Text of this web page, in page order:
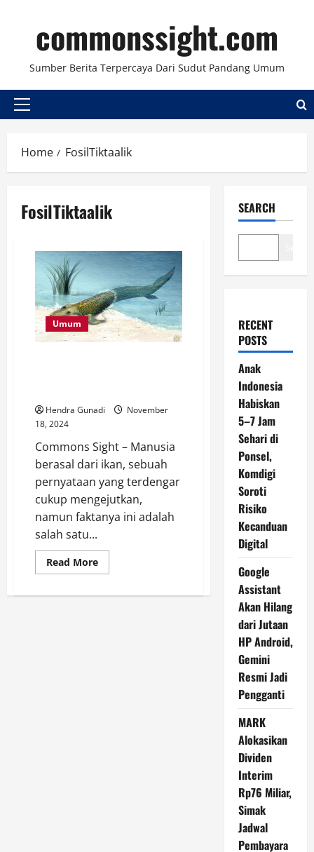
contentcommonssight.com
Sumber Berita Terpercaya Dari Sudut Pandang Umum
Primary
Home FosilTiktaalik
FosilTiktaalik
Umum
Hendra Gunadi
November
18, 2024
Commons Sight – Manusia
berasal dari ikan, sebuah
pernyataan yang terdengar
cukup mengejutkan,
namun faktanya ini adalah
salah satu...
Read MoreRead
more
Manusia
SEARCH
RECENT
POSTS
Anak
Indonesia
Habiskan
5–7 Jam
Sehari di
Ponsel,
Komdigi
Soroti
Risiko
Kecanduan
Digital
Google
Assistant
Akan Hilang
dari Jutaan
HP Android,
Gemini
Resmi Jadi
Pengganti
MARK
Alokasikan
Dividen
Interim
Rp76 Miliar,
Simak
Jadwal
Pembayara